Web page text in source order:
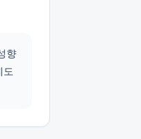
향
도